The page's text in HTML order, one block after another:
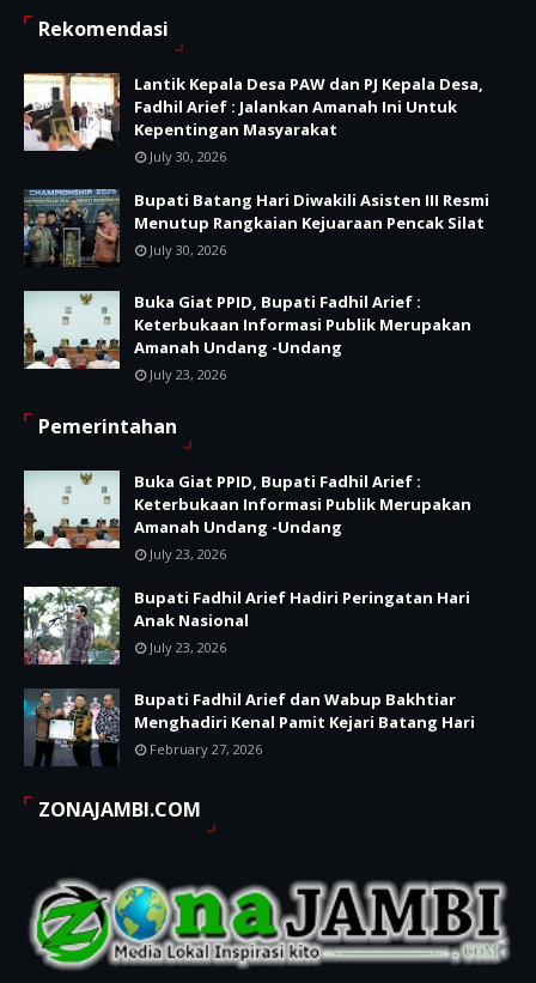
Rekomendasi
Lantik Kepala Desa PAW dan PJ Kepala Desa,
Fadhil Arief : Jalankan Amanah Ini Untuk
Kepentingan Masyarakat
July 30, 2026
Bupati Batang Hari Diwakili Asisten III Resmi
Menutup Rangkaian Kejuaraan Pencak Silat
July 30, 2026
Buka Giat PPID, Bupati Fadhil Arief :
Keterbukaan Informasi Publik Merupakan
Amanah Undang -Undang
July 23, 2026
Pemerintahan
Buka Giat PPID, Bupati Fadhil Arief :
Keterbukaan Informasi Publik Merupakan
Amanah Undang -Undang
July 23, 2026
Bupati Fadhil Arief Hadiri Peringatan Hari
Anak Nasional
July 23, 2026
Bupati Fadhil Arief dan Wabup Bakhtiar
Menghadiri Kenal Pamit Kejari Batang Hari
February 27, 2026
ZONAJAMBI.COM